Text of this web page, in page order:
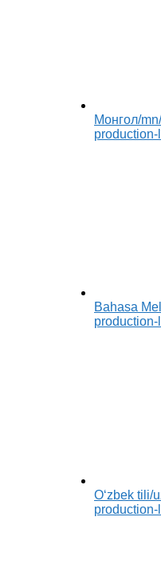
Монгол/
Bahasa
Oʻzbek tili/